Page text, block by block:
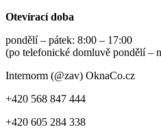
Otevírací doba
pondělí – pátek: 8:00 – 17:00
(po telefonické domluvě pondělí –
Internorm (@zav) OknaCo.cz
+420 568 847 444
+420 605 284 338